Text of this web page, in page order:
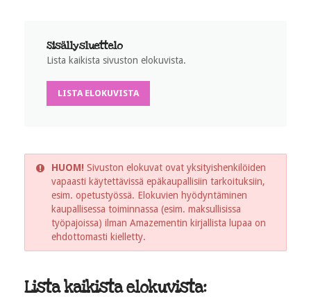
Sisällysluettelo
Lista kaikista sivuston elokuvista.
LISTA ELOKUVISTA
HUOM! Sivuston elokuvat ovat yksityishenkilöiden
vapaasti käytettävissä epäkaupallisiin tarkoituksiin,
esim. opetustyössä. Elokuvien hyödyntäminen
kaupallisessa toiminnassa (esim. maksullisissa
työpajoissa) ilman Amazementin kirjallista lupaa on
ehdottomasti kielletty.
Lista kaikista elokuvista: